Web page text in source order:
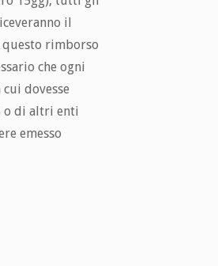
il
questo rimborso
che ogni
dovesse
o di altri enti
emesso